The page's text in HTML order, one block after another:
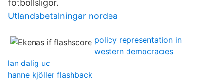
fotbollsligor.
Utlandsbetalningar nordea
policy representation in
western democracies
lan dalig uc
hanne kjöller flashback